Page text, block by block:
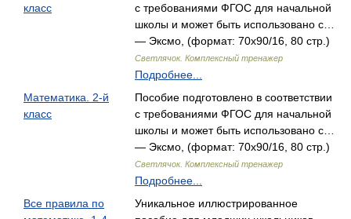
класс
с требованиями ФГОС для начальной
школы и может быть использовано с…
— Эксмо, (формат: 70x90/16, 80 стр.)
Светлячок. Комплексный тренажер
Подробнее...
Математика. 2-й
класс
Пособие подготовлено в соответствии
с требованиями ФГОС для начальной
школы и может быть использовано с…
— Эксмо, (формат: 70x90/16, 80 стр.)
Светлячок. Комплексный тренажер
Подробнее...
Все правила по
Уникальное иллюстрированное